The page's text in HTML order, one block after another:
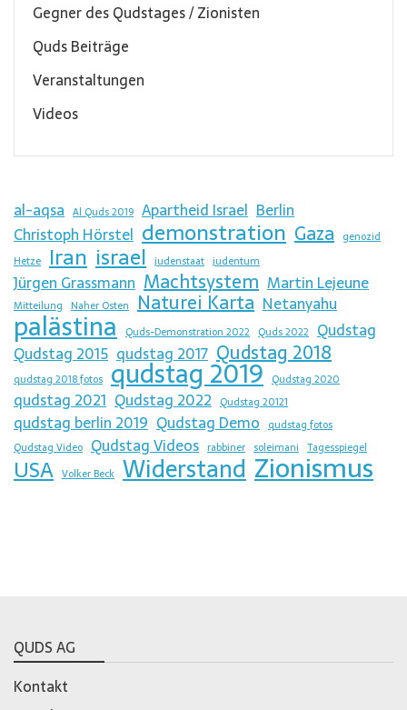
Gegner des Qudstages / Zionisten
Quds Beiträge
Veranstaltungen
Videos
al-aqsa Al Quds 2019 Apartheid Israel Berlin
Christoph Hörstel demonstration Gaza genozid
Hetze Iran israel judenstaat judentum
Jürgen Grassmann Machtsystem Martin Lejeune
Mitteilung Naher Osten Naturei Karta Netanyahu
palästina Quds-Demonstration 2022 Quds 2022 Qudstag
Qudstag 2015 qudstag 2017 Qudstag 2018
qudstag 2018 fotos qudstag 2019 Qudstag 2020
qudstag 2021 Qudstag 2022 Qudstag 20121
qudstag berlin 2019 Qudstag Demo qudstag fotos
Qudstag Video Qudstag Videos rabbiner soleimani Tagesspiegel
USA Volker Beck Widerstand Zionismus
QUDS AG
Kontakt